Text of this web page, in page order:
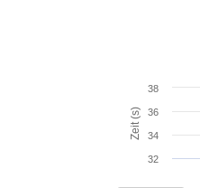
Zeit (s)
32
34
36
38